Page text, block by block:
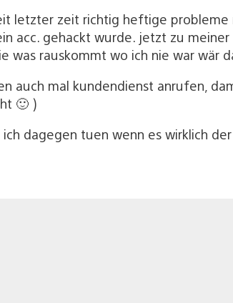
letzter zeit richtig heftige probleme
acc. gehackt wurde. jetzt zu
was rauskommt wo ich nie war wär
auch mal kundendienst anrufen,
🙂 )
dagegen tuen wenn es wirklich